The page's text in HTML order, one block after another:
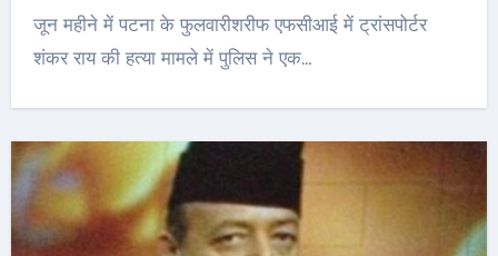
जून महीने में पटना के फुलवारीशरीफ एफसीआई में ट्रांसपोर्टर
शंकर राय की हत्या मामले में पुलिस ने एक…